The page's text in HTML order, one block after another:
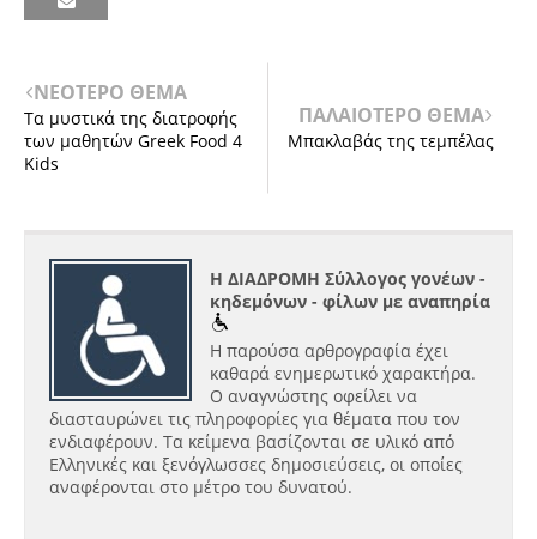
ΝΕΟΤΕΡΟ ΘΕΜΑ
Τα μυστικά της διατροφής
των μαθητών Greek Food 4
Kids
ΠΑΛΑΙΟΤΕΡΟ ΘΕΜΑ
Μπακλαβάς της τεμπέλας
Η ΔΙΑΔΡΟΜΗ Σύλλογος γονέων -
κηδεμόνων - φίλων με αναπηρία
Η παρούσα αρθρογραφία έχει
καθαρά ενημερωτικό χαρακτήρα.
Ο αναγνώστης οφείλει να
διασταυρώνει τις πληροφορίες για θέματα που τον
ενδιαφέρουν. Τα κείμενα βασίζονται σε υλικό από
Ελληνικές και ξενόγλωσσες δημοσιεύσεις, οι οποίες
αναφέρονται στο μέτρο του δυνατού.